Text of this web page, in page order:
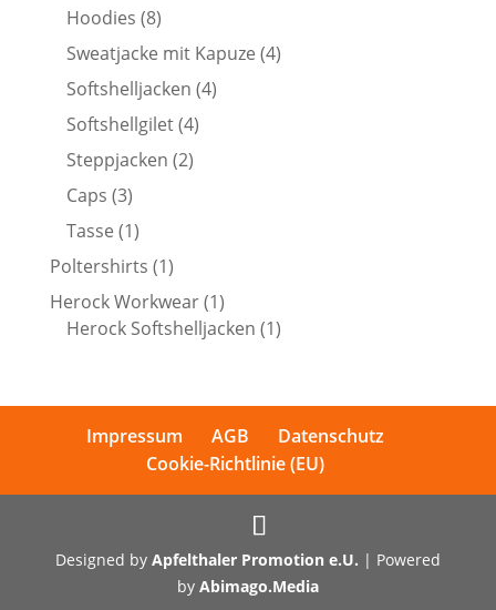
Hoodies 88
Produkte
Sweatjacke mit Kapuze 44
Softshelljacken 44
Softshellgilet 44
Steppjacken 22
Caps 33
Produkte
Tasse 11
Produkt
Poltershirts 11
Produkt
Herock Workwear 11
Produkt
Herock Softshelljacken 11
Impressum AGB
Datenschutz
Cookie-Richtlinie (EU)
Designed by Apfelthaler Promotion e.U. | Powered
by Abimago.Media